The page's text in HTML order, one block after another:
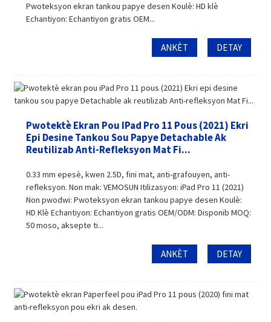
Pwoteksyon ekran tankou papye desen Koulè: HD klè
Echantiyon: Echantiyon gratis OEM...
ANKÈT DETAY
Pwotektè Ekran Pou IPad Pro 11 Pous (2021) Ekri
Epi Desine Tankou Sou Papye Detachable Ak
Reutilizab Anti-Refleksyon Mat Fi...
0.33 mm epesè, kwen 2.5D, fini mat, anti-grafouyen, anti-
refleksyon. Non mak: VEMOSUN Itilizasyon: iPad Pro 11 (2021)
Non pwodwi: Pwoteksyon ekran tankou papye desen Koulè:
HD Klè Echantiyon: Echantiyon gratis OEM/ODM: Disponib MOQ:
50 moso, aksepte ti...
ANKÈT DETAY